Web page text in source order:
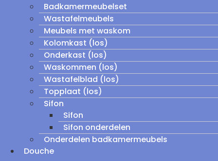
Badkamermeubelset
Wastafelmeubels
Meubels met waskom
Kolomkast (los)
Onderkast (los)
Waskommen (los)
Wastafelblad (los)
Topplaat (los)
Sifon
Sifon
Sifon onderdelen
Onderdelen badkamermeubels
Douche